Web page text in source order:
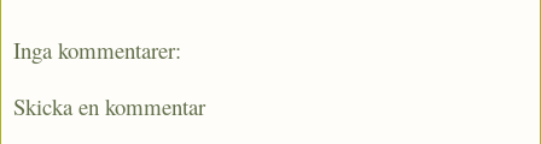
Inga kommentarer:
Skicka en kommentar